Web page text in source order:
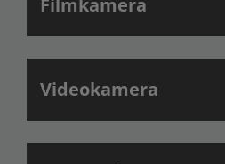
Filmkamera
Videokamera